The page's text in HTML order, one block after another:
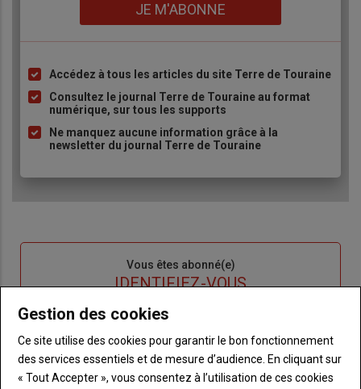
JE M'ABONNE
Liste
à
puce
Accédez à tous les articles du site Terre de Touraine
Consultez le journal Terre de Touraine au format
numérique, sur tous les supports
Ne manquez aucune information grâce à la
newsletter du journal Terre de Touraine
Vous êtes abonné(e)
TITRE IDENTIFIEZ-VOUS
de votre abonnement
Lien
Créer un nouveau compte
Gestion des cookies
Ce site utilise des cookies pour garantir le bon fonctionnement
des services essentiels et de mesure d’audience. En cliquant sur
« Tout Accepter », vous consentez à l’utilisation de ces cookies